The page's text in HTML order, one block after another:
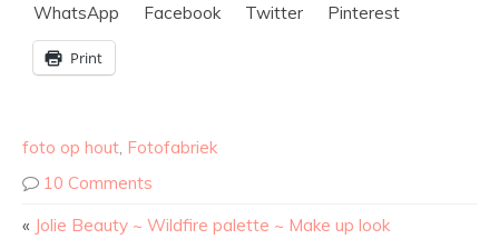
WhatsApp Facebook Twitter Pinterest
Print
foto op hout, Fotofabriek
10 Comments
« Jolie Beauty ~ Wildfire palette ~ Make up look